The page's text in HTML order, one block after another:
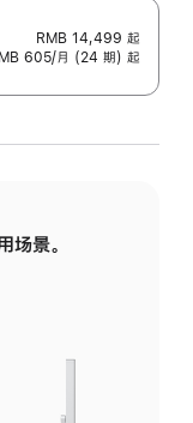
RMB 14,499 起
605/月 (24 期) 起
场景。